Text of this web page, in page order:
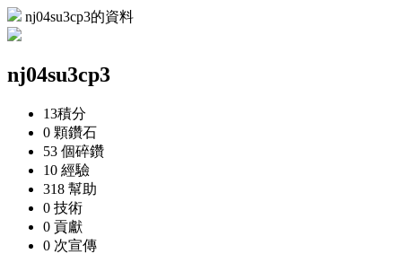
nj04su3cp3的資料
nj04su3cp3
13積分
0 顆鑽石
53 個碎鑽
10 經驗
318 幫助
0 技術
0 貢獻
0 次宣傳